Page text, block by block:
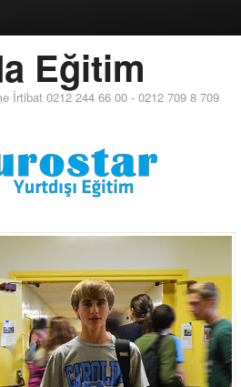
Eğitim
İrtibat 0212 244 66 00 - 0212 709 8 709